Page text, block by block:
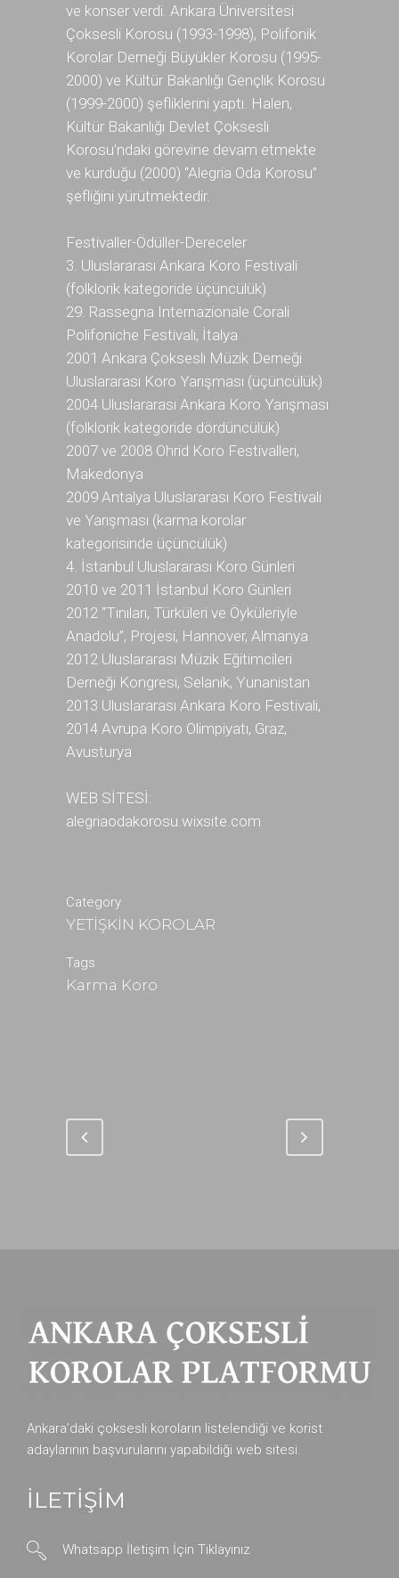
ve konser verdi. Ankara Üniversitesi
Çoksesli Korosu (1993-1998), Polifonik
Korolar Derneği Büyükler Korosu (1995-
2000) ve Kültür Bakanlığı Gençlik Korosu
(1999-2000) şefliklerini yaptı. Halen,
Kültür Bakanlığı Devlet Çoksesli
Korosu’ndaki görevine devam etmekte
ve kurduğu (2000) “Alegria Oda Korosu”
şefliğini yürütmektedir.
Festivaller-Ödüller-Dereceler
3. Uluslararası Ankara Koro Festivali
(folklorik kategoride üçüncülük)
29. Rassegna Internazionale Corali
Polifoniche Festivali, İtalya
2001 Ankara Çoksesli Müzik Derneği
Uluslararası Koro Yarışması (üçüncülük)
2004 Uluslararası Ankara Koro Yarışması
(folklorik kategoride dördüncülük)
2007 ve 2008 Ohrid Koro Festivalleri,
Makedonya
2009 Antalya Uluslararası Koro Festivali
ve Yarışması (karma korolar
kategorisinde üçüncülük)
4. İstanbul Uluslararası Koro Günleri
2010 ve 2011 İstanbul Koro Günleri
2012 “Tınıları, Türküleri ve Öyküleriyle
Anadolu”, Projesi, Hannover, Almanya
2012 Uluslararası Müzik Eğitimcileri
Derneği Kongresi, Selanik, Yunanistan
2013 Uluslararası Ankara Koro Festivali,
2014 Avrupa Koro Olimpiyatı, Graz,
Avusturya
WEB SİTESİ:
alegriaodakorosu.wixsite.com
Category
YETİŞKİN KOROLAR
Tags
Karma Koro
Ankara’daki çoksesli koroların listelendiği ve korist
adaylarının başvurularını yapabildiği web sitesi.
İLETİŞİM
Whatsapp İletişim İçin Tıklayınız